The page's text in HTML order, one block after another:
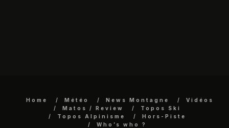
Home Météo News Montagne
Vidéos
Matos / Review
Topos Ski
Topos Alpinisme
Hors-Piste
Who’s who ?